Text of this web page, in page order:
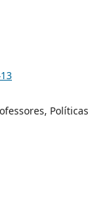
Políticas